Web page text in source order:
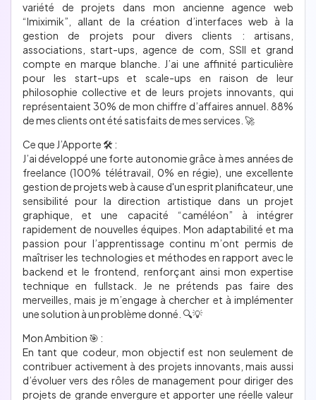
variété de projets dans mon ancienne agence web
“Imiximik”, allant de la création d’interfaces web à la
gestion de projets pour divers clients : artisans,
associations, start-ups, agence de com, SSII et grand
compte en marque blanche. J’ai une affinité particulière
pour les start-ups et scale-ups en raison de leur
philosophie collective et de leurs projets innovants, qui
représentaient 30% de mon chiffre d’affaires annuel. 88%
de mes clients ont été satisfaits de mes services. 🚀
Ce que J’Apporte 🛠️ :
J’ai développé une forte autonomie grâce à mes années de
freelance (100% télétravail, 0% en régie), une excellente
gestion de projets web à cause d'un esprit planificateur, une
sensibilité pour la direction artistique dans un projet
graphique, et une capacité “caméléon” à intégrer
rapidement de nouvelles équipes. Mon adaptabilité et ma
passion pour l’apprentissage continu m’ont permis de
maîtriser les technologies et méthodes en rapport avec le
backend et le frontend, renforçant ainsi mon expertise
technique en fullstack. Je ne prétends pas faire des
merveilles, mais je m’engage à chercher et à implémenter
une solution à un problème donné. 🔍💡
Mon Ambition 🎯 :
En tant que codeur, mon objectif est non seulement de
contribuer activement à des projets innovants, mais aussi
d’évoluer vers des rôles de management pour diriger des
projets de grande envergure et apporter une réelle valeur